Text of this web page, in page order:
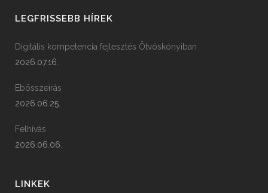
LEGFRISSEBB HÍREK
Digitális kompetencia fejlesztés Ötvöskónyiban
2026.07.16.
Ebösszeírás
2026.06.25.
Felhívás
2026.06.06.
LINKEK